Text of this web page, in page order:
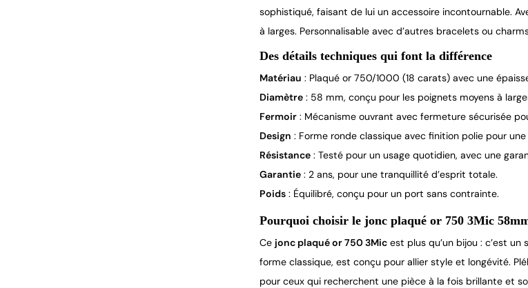
sophistiqué, faisant de lui un accessoire incontournable.
à larges. Personnalisable avec d’autres bracelets ou
Des détails techniques qui font la différence
Matériau : Plaqué or 750/1000 (18 carats) avec une
Diamètre : 58 mm, conçu pour les poignets moyens à
Fermoir : Mécanisme ouvrant avec fermeture sécurisée
Design : Forme ronde classique avec finition polie pour
Résistance : Testé pour un usage quotidien, avec une
Garantie : 2 ans, pour une tranquillité d’esprit totale.
Poids : Équilibré, conçu pour un port sans contrainte.
Pourquoi choisir le jonc plaqué or 750 3Mic
Ce jonc plaqué or 750 3Mic est plus qu’un bijou : c’est
forme classique, est conçu pour allier style et longévité.
pour ceux qui recherchent une pièce à la fois brillante et